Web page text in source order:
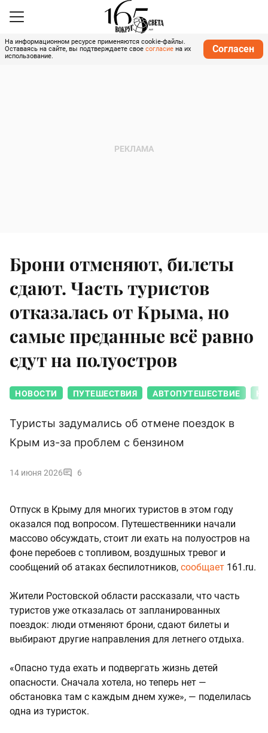
На информационном ресурсе применяются cookie-файлы.
Оставаясь на сайте, вы подтверждаете свое согласие на их
использование.
Согласен
Брони отменяют, билеты
сдают. Часть туристов
отказалась от Крыма, но
самые преданные всё равно
едут на полуостров
НОВОСТИ ПУТЕШЕСТВИЯ АВТОПУТЕШЕСТВИЕ
Туристы задумались об отмене поездок в
Крым из-за проблем с бензином
14 июня 2026 6
Отпуск в Крыму для многих туристов в этом году
оказался под вопросом. Путешественники начали
массово обсуждать, стоит ли ехать на полуостров на
фоне перебоев с топливом, воздушных тревог и
сообщений об атаках беспилотников, сообщает 161.ru.
Жители Ростовской области рассказали, что часть
туристов уже отказалась от запланированных
поездок: люди отменяют брони, сдают билеты и
выбирают другие направления для летнего отдыха.
«Опасно туда ехать и подвергать жизнь детей
опасности. Сначала хотела, но теперь нет —
обстановка там с каждым днем хуже», — поделилась
одна из туристок.